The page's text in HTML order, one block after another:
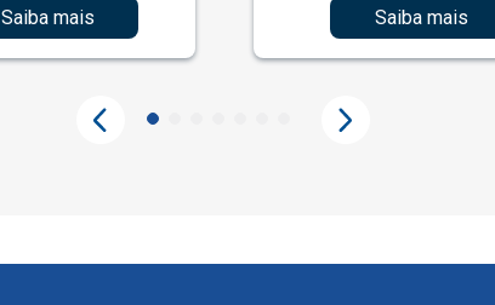
Saiba mais Saiba mais